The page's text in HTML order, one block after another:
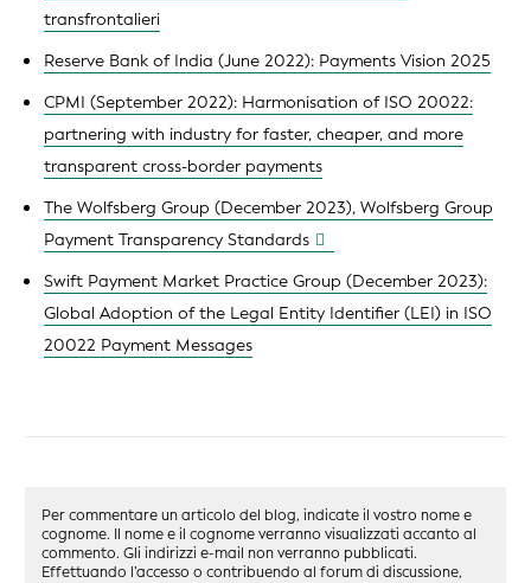
transfrontalieri
Reserve Bank of India (June 2022): Payments Vision 2025
CPMI (September 2022): Harmonisation of ISO 20022:
partnering with industry for faster, cheaper, and more
transparent cross-border payments
The Wolfsberg Group (December 2023), Wolfsberg Group
Payment Transparency Standards
Swift Payment Market Practice Group (December 2023):
Global Adoption of the Legal Entity Identifier (LEI) in ISO
20022 Payment Messages
Per commentare un articolo del blog, indicate il vostro nome e
cognome. Il nome e il cognome verranno visualizzati accanto al
commento. Gli indirizzi e-mail non verranno pubblicati.
Effettuando l’accesso o contribuendo al forum di discussione,